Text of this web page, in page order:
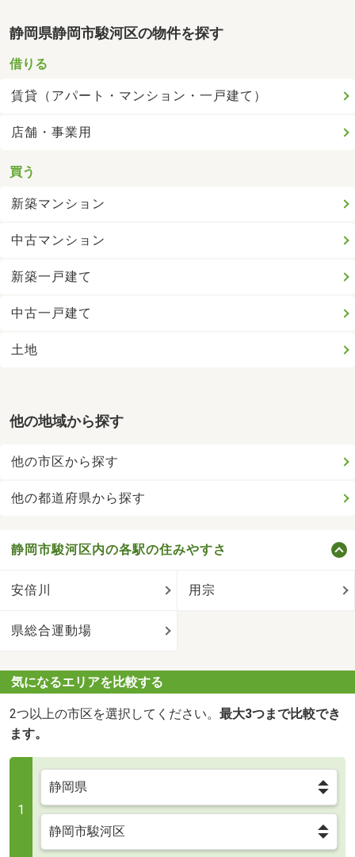
静岡県静岡市駿河区の物件を探す
借りる
賃貸（アパート・マンション・一戸建て）
店舗・事業用
買う
新築マンション
中古マンション
新築一戸建て
中古一戸建て
土地
他の地域から探す
他の市区から探す
他の都道府県から探す
静岡市駿河区内の各駅の住みやすさ
安倍川 用宗
県総合運動場
気になるエリアを比較する
2つ以上の市区を選択してください。 最大3つまで比較でき
ます。
1